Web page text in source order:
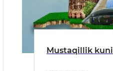
Mustaqillik kuni